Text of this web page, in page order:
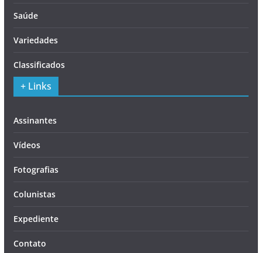
Saúde
Variedades
Classificados
+ Links
Assinantes
Vídeos
Fotografias
Colunistas
Expediente
Contato